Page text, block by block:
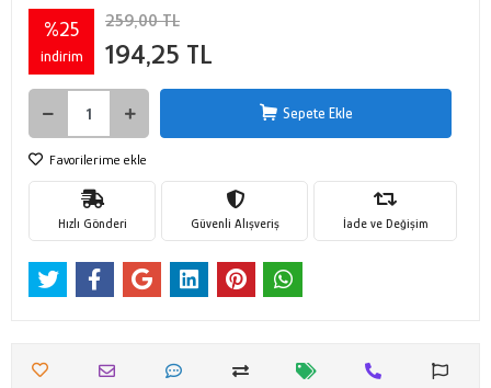
%25
indirim
259,00 TL
194,25 TL
Sepete Ekle
Favorilerime ekle
Hızlı Gönderi Güvenli Alışveriş İade ve Değişim